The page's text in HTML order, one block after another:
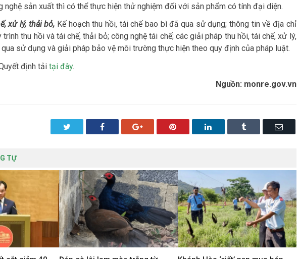
nghệ sản xuất thì có thể thực hiện thử nghiệm đối với sản phẩm có tính đại diện.
xử lý, thải bỏ, Kế hoạch thu hồi, tái chế bao bì đã qua sử dụng; thông tin về địa chỉ
thu hồi và tái chế, thải bỏ; công nghệ tái chế; các giải pháp thu hồi, tái chế, xử lý,
sử dụng và giải pháp bảo vệ môi trường thực hiện theo quy định của pháp luật.
định tải tại đây.
Nguồn: monre.gov.vn
Twitter Facebook Google+ Pinterest LinkedIn Tumblr Email
TỰ